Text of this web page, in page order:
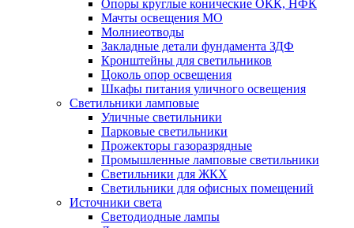
Опоры круглые конические ОКК, НФК
Мачты освещения МО
Молниеотводы
Закладные детали фундамента ЗДФ
Кронштейны для светильников
Цоколь опор освещения
Шкафы питания уличного освещения
Светильники ламповые
Уличные светильники
Парковые светильники
Прожекторы газоразрядные
Промышленные ламповые светильники
Светильники для ЖКХ
Светильники для офисных помещений
Источники света
Светодиодные лампы